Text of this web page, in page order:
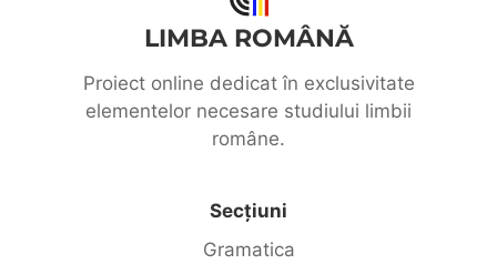
LIMBA ROMÂNĂ
Proiect online dedicat în exclusivitate
elementelor necesare studiului limbii
române.
Secțiuni
Gramatica